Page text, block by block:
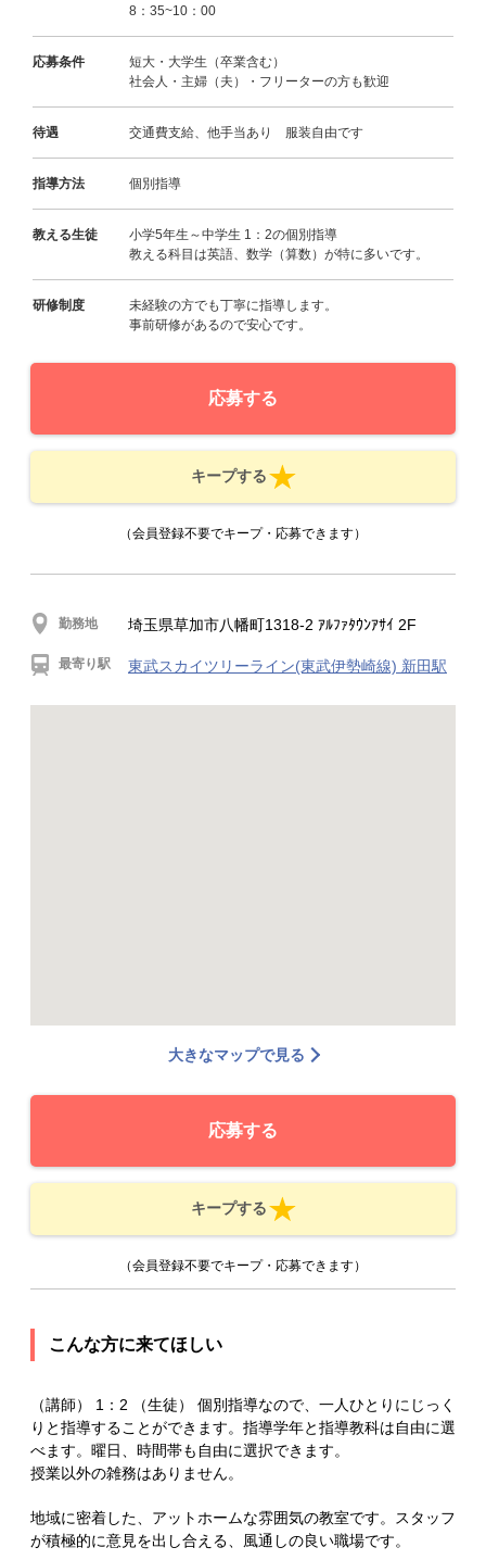
8：35~10：00
応募条件
短大・大学生（卒業含む）
社会人・主婦（夫）・フリーターの方も歓迎
待遇 交通費支給、他手当あり 服装自由です
指導方法 個別指導
教える生徒
小学5年生～中学生 1：2の個別指導
教える科目は英語、数学（算数）が特に多いです。
研修制度
未経験の方でも丁寧に指導します。
事前研修があるので安心です。
応募する
キープする
（会員登録不要でキープ・応募できます）
勤務地 埼玉県草加市八幡町1318-2 ｱﾙﾌｧﾀｳﾝｱｻｲ 2F
最寄り駅 東武スカイツリーライン(東武伊勢崎線) 新田駅
大きなマップで見る
応募する
キープする
（会員登録不要でキープ・応募できます）
こんな方に来てほしい
（講師） 1：2 （生徒） 個別指導なので、一人ひとりにじっく
りと指導することができます。指導学年と指導教科は自由に選
べます。曜日、時間帯も自由に選択できます。
授業以外の雑務はありません。
地域に密着した、アットホームな雰囲気の教室です。スタッフ
が積極的に意見を出し合える、風通しの良い職場です。